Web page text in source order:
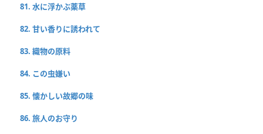
81. 水に浮かぶ薬草
82. 甘い香りに誘われて
83. 織物の原料
84. この虫嫌い
85. 懐かしい故郷の味
86. 旅人のお守り